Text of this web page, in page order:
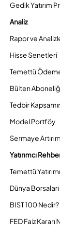
Gedik Yatırım
Analiz
Rapor ve
Hisse Senetleri
Temettü
Bülten
Tedbir
Model Portföy
Sermaye
Yatırımcı
Temettü
Dünya
BIST 100 Nedir?
FED Faiz Kararı